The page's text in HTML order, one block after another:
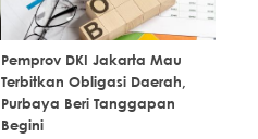
Pemprov DKI Jakarta Mau
Terbitkan Obligasi Daerah,
Purbaya Beri Tanggapan
Begini